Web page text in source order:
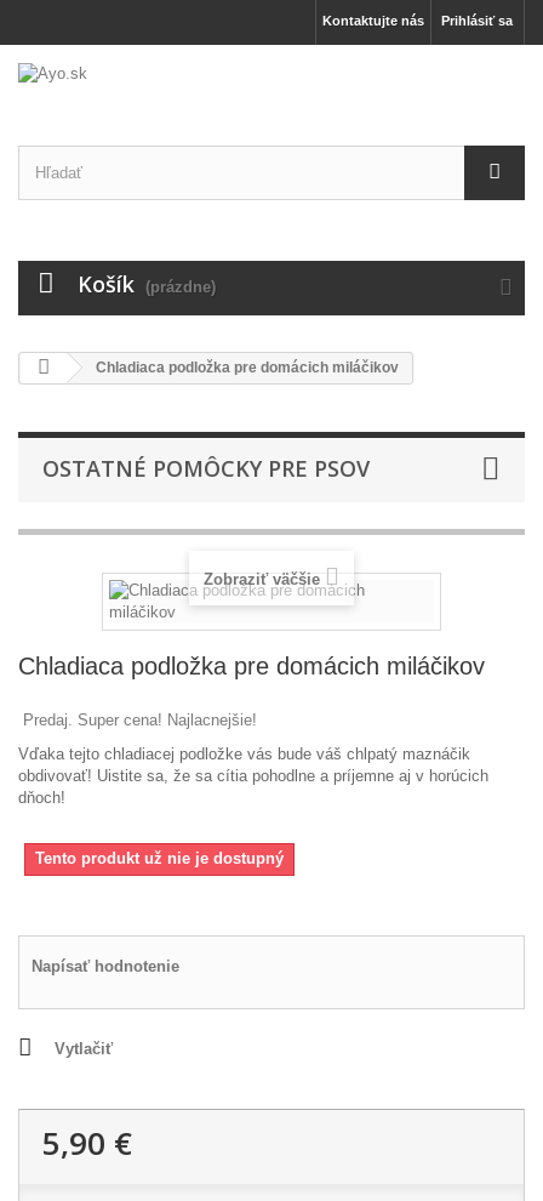
Prihlásiť sa
Kontaktujte nás
Košík (prázdne)
Chladiaca podložka pre domácich miláčikov
OSTATNÉ POMÔCKY PRE PSOV
Zobraziť väčšie
Chladiaca podložka pre domácich miláčikov
Predaj. Super cena! Najlacnejšie!
Vďaka tejto chladiacej podložke vás bude váš chlpatý maznáčik
obdivovať! Uistite sa, že sa cítia pohodlne a príjemne aj v horúcich
dňoch!
Tento produkt už nie je dostupný
Napísať hodnotenie
Vytlačiť
5,90 €